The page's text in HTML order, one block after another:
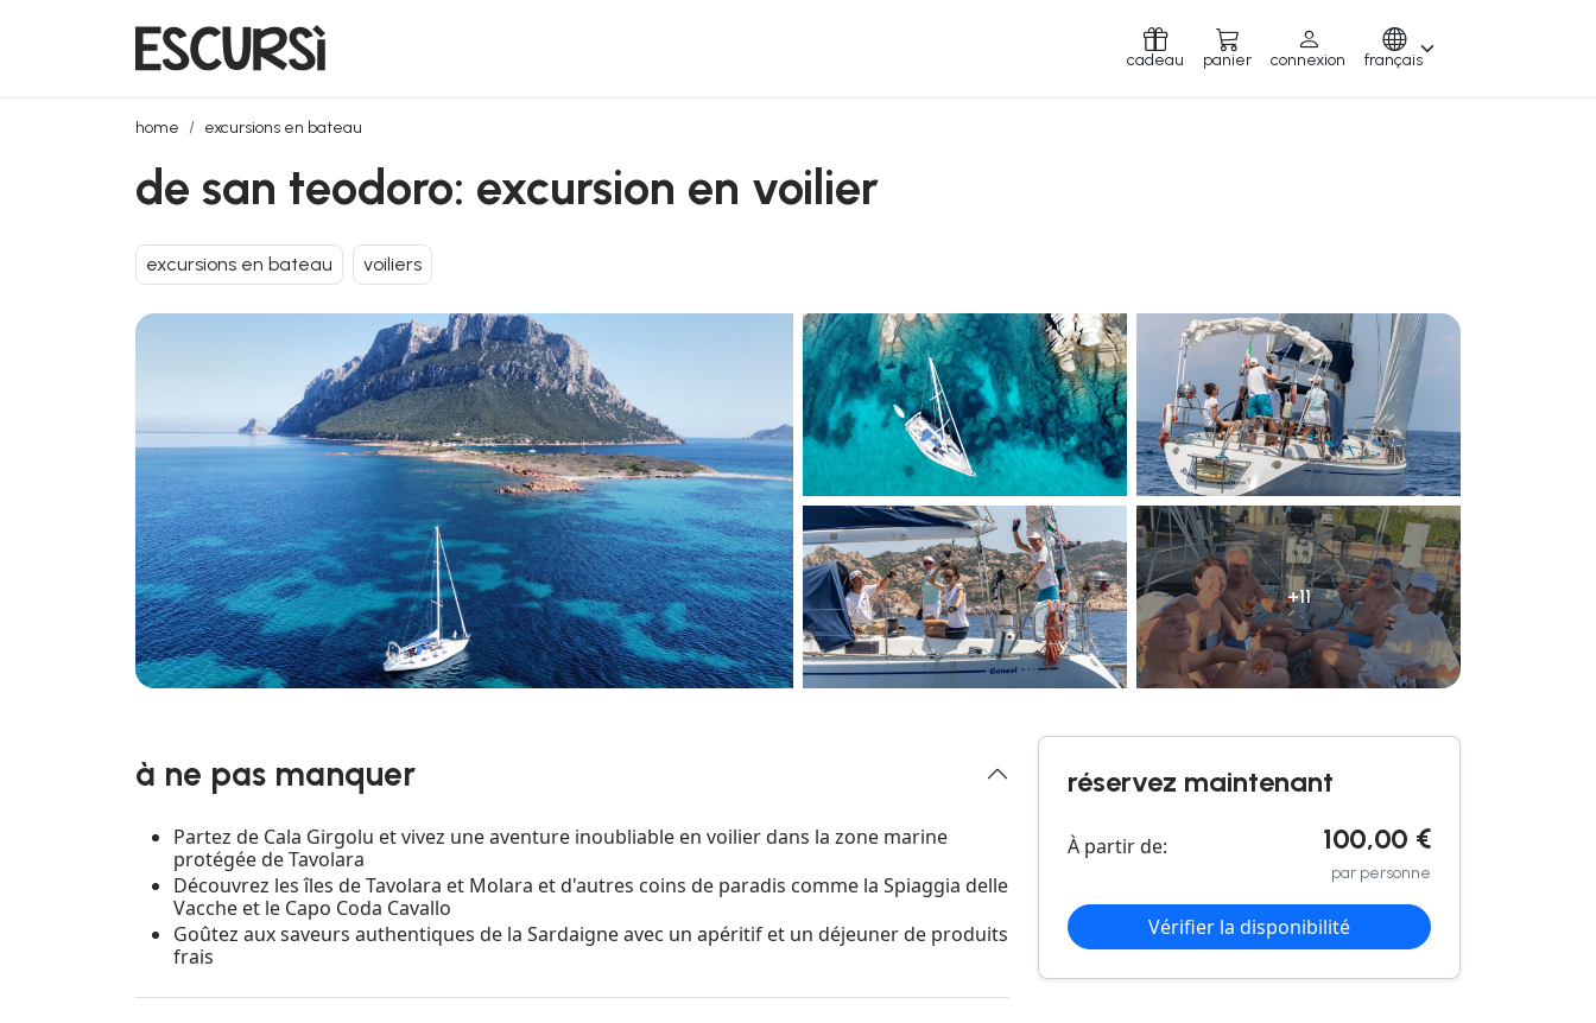
cadeau panier connexion français
home excursions en bateau
de san teodoro: excursion en voilier
de san teodoro: excursion en voilier
excursions en bateau voiliers
+11
à ne pas manquer
Partez de Cala Girgolu et vivez une aventure inoubliable en voilier dans la zone marine
protégée de Tavolara
Découvrez les îles de Tavolara et Molara et d'autres coins de paradis comme la Spiaggia delle
Vacche et le Capo Coda Cavallo
Goûtez aux saveurs authentiques de la Sardaigne avec un apéritif et un déjeuner de produits
frais
réservez maintenant
À partir de: 100,00 €
par personne
Vérifier la disponibilité